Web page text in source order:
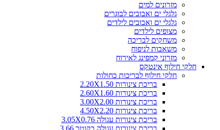
מזרונים למים
גלגלי ים ואבובים לבוגרים
גלגלי ים ואבובים לילדים
מצופים לילדים
משחקים לבריכה
משאבות לניפוח
מזרוני קמפינג לאירוח
חלקי חילוף אינטקס
חלקי חילוף לבריכות כחולות
בריכת צינורות 2.20X1.50
בריכת צינורות 2.60X1.60
בריכת צינורות 3.00X2.00
בריכת צינורות 4.50X2.20
בריכת צינורות עגולה 3.05X0.76